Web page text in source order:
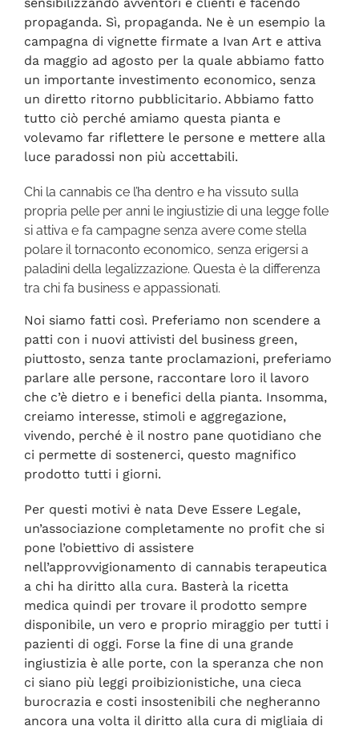
propaganda. Sì, propaganda. Ne è un esempio la
campagna di vignette firmate a Ivan Art e attiva
da maggio ad agosto per la quale abbiamo fatto
un importante investimento economico, senza
un diretto ritorno pubblicitario. Abbiamo fatto
tutto ciò perché amiamo questa pianta e
volevamo far riflettere le persone e mettere alla
luce paradossi non più accettabili.
Chi la cannabis ce l’ha dentro e ha vissuto sulla
propria pelle per anni le ingiustizie di una legge folle
si attiva e fa campagne senza avere come stella
polare il tornaconto economico, senza erigersi a
paladini della legalizzazione. Questa è la differenza
tra chi fa business e appassionati.
Noi siamo fatti così. Preferiamo non scendere a
patti con i nuovi attivisti del business green,
piuttosto, senza tante proclamazioni, preferiamo
parlare alle persone, raccontare loro il lavoro
che c’è dietro e i benefici della pianta. Insomma,
creiamo interesse, stimoli e aggregazione,
vivendo, perché è il nostro pane quotidiano che
ci permette di sostenerci, questo magnifico
prodotto tutti i giorni.
Per questi motivi è nata Deve Essere Legale,
un’associazione completamente no profit che si
pone l’obiettivo di assistere
nell’approvvigionamento di cannabis terapeutica
a chi ha diritto alla cura. Basterà la ricetta
medica quindi per trovare il prodotto sempre
disponibile, un vero e proprio miraggio per tutti i
pazienti di oggi. Forse la fine di una grande
ingiustizia è alle porte, con la speranza che non
ci siano più leggi proibizionistiche, una cieca
burocrazia e costi insostenibili che negheranno
ancora una volta il diritto alla cura di migliaia di